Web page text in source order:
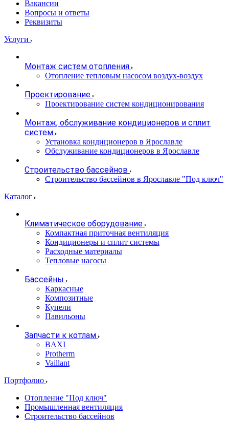
Вакансии
Вопросы и ответы
Реквизиты
Услуги
Монтаж систем отопления
Отопление тепловым насосом воздух-воздух
Проектирование
Проектирование систем кондиционирования
Монтаж, обслуживание кондиционеров и сплит
систем
Установка кондиционеров в Ярославле
Обслуживание кондиционеров в Ярославле
Строительство бассейнов
Строительство бассейнов в Ярославле "Под ключ"
Каталог
Климатическое оборудование
Компактная приточная вентиляция
Кондиционеры и сплит системы
Расходные материалы
Тепловые насосы
Бассейны
Каркасные
Композитные
Купели
Павильоны
Запчасти к котлам
BAXI
Protherm
Vaillant
Портфолио
Отопление "Под ключ"
Промышленная вентиляция
Строительство бассейнов